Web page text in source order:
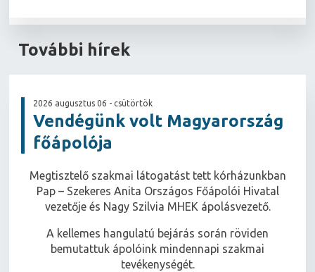
További hírek
2026 augusztus 06 - csütörtök
Vendégünk volt Magyarország
főápolója
Megtisztelő szakmai látogatást tett kórházunkban
Pap – Szekeres Anita Országos Főápolói Hivatal
vezetője és Nagy Szilvia MHEK ápolásvezető.
A kellemes hangulatú bejárás során röviden
bemutattuk ápolóink mindennapi szakmai
tevékenységét.